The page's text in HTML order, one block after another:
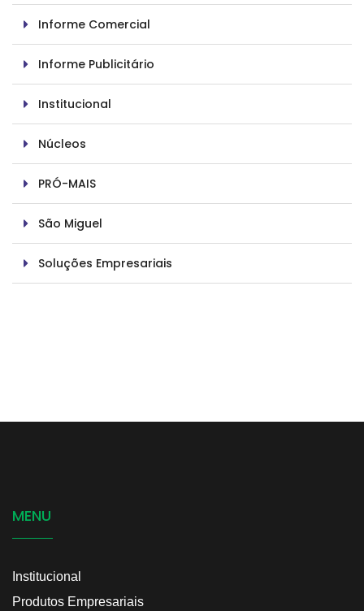
Informe Comercial
Informe Publicitário
Institucional
Núcleos
PRÓ-MAIS
São Miguel
Soluções Empresariais
MENU
Institucional
Produtos Empresariais